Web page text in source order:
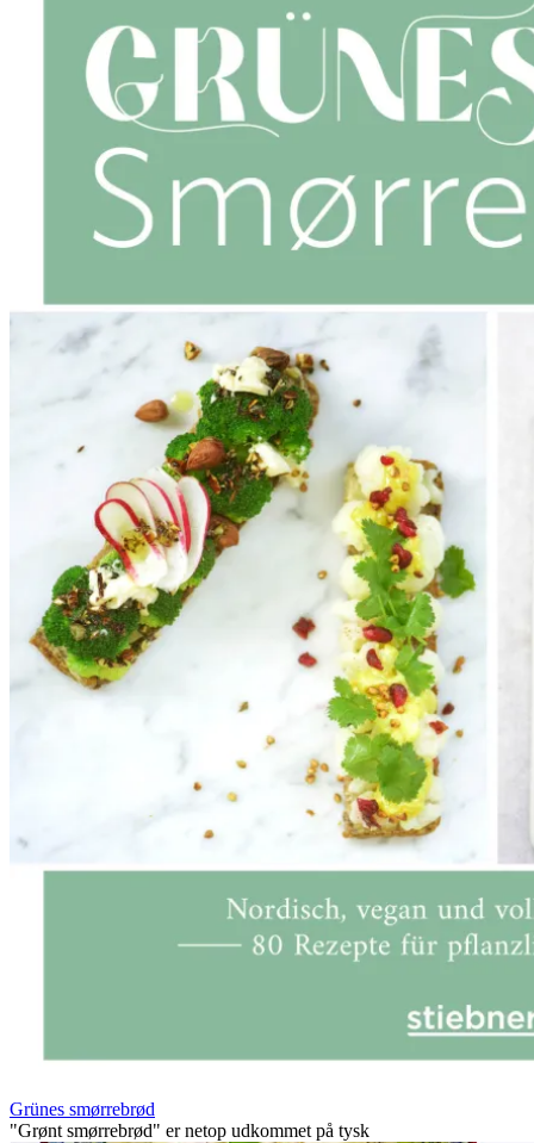
Grünes smørrebrød
"Grønt smørrebrød" er netop udkommet på tysk